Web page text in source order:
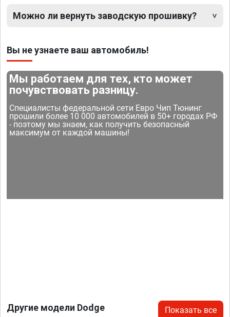
Можно ли вернуть заводскую прошивку?
Вы не узнаете ваш автомобиль!
Мы работаем для тех, кто может
почувствовать разницу.
Специалисты федеральной сети Евро Чип Тюнинг
прошили более 10 000 автомобилей в 50+ городах РФ
- поэтому мы знаем, как получить безопасный
максимум от каждой машины!
Другие модели Dodge Показать все